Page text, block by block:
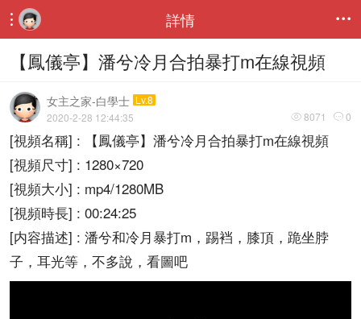
 詳情 
【鳳儀亭】潘兮冷月合拍暴打m在線視頻
女主之家-白學士 Lv.8
 8071  0
2020-2-28 12:44:35
[視頻名稱] : 【鳳儀亭】潘兮冷月合拍暴打m在線視頻
[視頻尺寸] : 1280×720
[視頻大小] : mp4/1280MB
[視頻時長] : 00:24:25
[内容描述] : 潘兮和冷月暴打m，踢裆，膝頂，跪坐脖
子，耳光等，不多說，看圖吧